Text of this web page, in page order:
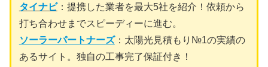
タイナビ：提携した業者を最大5社を紹介！依頼から
打ち合わせまでスピーディーに進む。
ソーラーパートナーズ：太陽光見積もり№1の実績の
あるサイト。独自の工事完了保証付き！